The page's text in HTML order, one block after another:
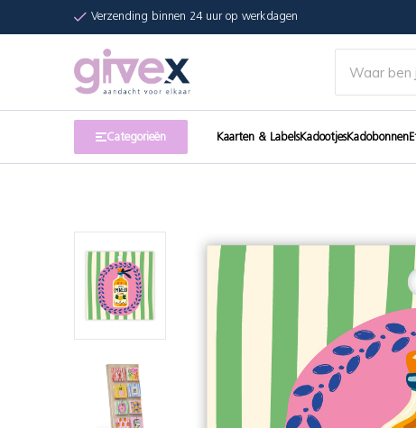
Verzending binnen 24 uur op werkdagen
Categorieën Kaarten & LabelsKadootjesKadobonnen